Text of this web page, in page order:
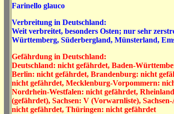
Farinello glauco
Verbreitung in Deutschland:
Weit verbreitet, besonders Osten; nur sehr
Württemberg, Süderbergland, Münsterland,
Gefährdung in Deutschland:
Deutschland: nicht gefährdet, Baden-
Berlin: nicht gefährdet, Brandenburg: nicht
nicht gefährdet, Mecklenburg-Vorpommern:
Nordrhein-Westfalen: nicht gefährdet,
(gefährdet), Sachsen: V (Vorwarnliste),
nicht gefährdet, Thüringen: nicht gefährdet